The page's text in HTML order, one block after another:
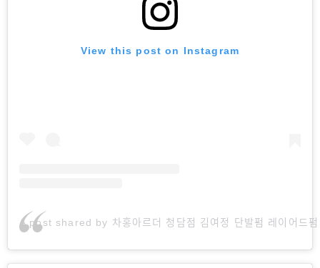
View this post on Instagram
A post shared by 차홍아르더 청담점 김여정 단발펌 레이어드